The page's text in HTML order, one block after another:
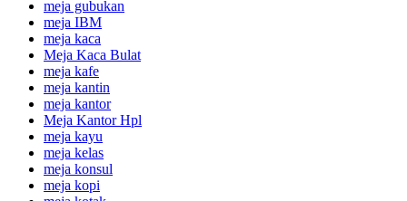
meja gubukan
meja IBM
meja kaca
Meja Kaca Bulat
meja kafe
meja kantin
meja kantor
Meja Kantor Hpl
meja kayu
meja kelas
meja konsul
meja kopi